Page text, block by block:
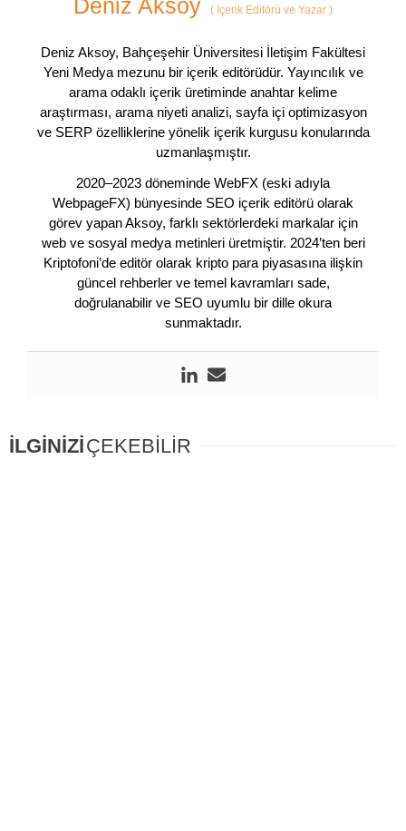
Deniz Aksoy ( İçerik Editörü ve Yazar )
Deniz Aksoy, Bahçeşehir Üniversitesi İletişim Fakültesi
Yeni Medya mezunu bir içerik editörüdür. Yayıncılık ve
arama odaklı içerik üretiminde anahtar kelime
araştırması, arama niyeti analizi, sayfa içi optimizasyon
ve SERP özelliklerine yönelik içerik kurgusu konularında
uzmanlaşmıştır.
2020–2023 döneminde WebFX (eski adıyla
WebpageFX) bünyesinde SEO içerik editörü olarak
görev yapan Aksoy, farklı sektörlerdeki markalar için
web ve sosyal medya metinleri üretmiştir. 2024’ten beri
Kriptofoni’de editör olarak kripto para piyasasına ilişkin
güncel rehberler ve temel kavramları sade,
doğrulanabilir ve SEO uyumlu bir dille okura
sunmaktadır.
İLGİNİZİÇEKEBİLİR